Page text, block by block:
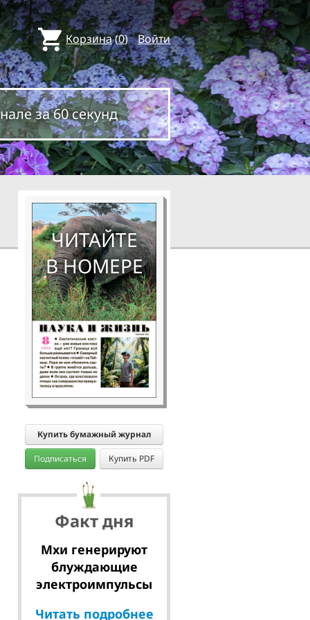
Корзина(0) Войти
за 60 секунд
ЧИТАЙТЕ
В НОМЕРЕ
Купить бумажный журнал
Подписаться Купить PDF
Факт дня
Мхи генерируют
блуждающие
электроимпульсы
Читать подробнее